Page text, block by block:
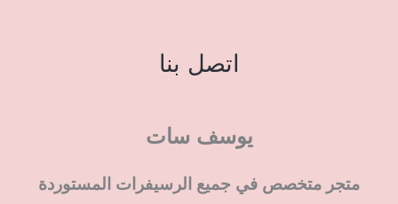
اتصل بنا
يوسف سات
متجر متخصص في جميع الرسيفرات المستوردة